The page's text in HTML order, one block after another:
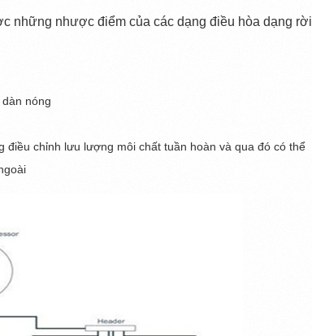
những nhược điểm của các dạng điều hòa dạng rời
nóng
điều chỉnh lưu lượng môi chất tuần hoàn và qua đó có thể